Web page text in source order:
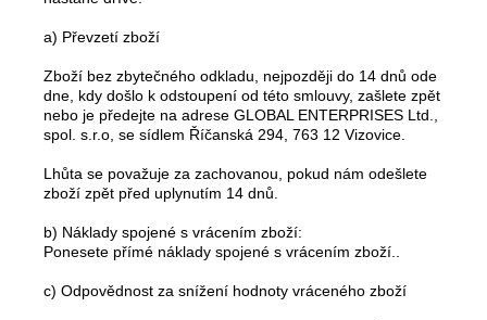
a) Převzetí zboží
Zboží bez zbytečného odkladu, nejpozději do 14 dnů ode
dne, kdy došlo k odstoupení od této smlouvy, zašlete zpět
nebo je předejte na adrese GLOBAL ENTERPRISES Ltd.,
spol. s.r.o, se sídlem Říčanská 294, 763 12 Vizovice.
Lhůta se považuje za zachovanou, pokud nám odešlete
zboží zpět před uplynutím 14 dnů.
b) Náklady spojené s vrácením zboží:
Ponesete přímé náklady spojené s vrácením zboží..
c) Odpovědnost za snížení hodnoty vráceného zboží